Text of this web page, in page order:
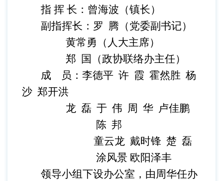
指 挥 长：曾海波（镇长）
副指挥长：罗 腾（党委副书记）
黄常勇（人大主席）
郑 国（政协联络办主任）
成
员：李德平 许 霞 霍然胜 杨
沙 郑开洪
龙 磊 于 伟 周 华 卢佳鹏
陈 邦
童云龙 戴时锋 楚 磊
涂风景 欧阳泽丰
领导小组下设办公室，由周华任办